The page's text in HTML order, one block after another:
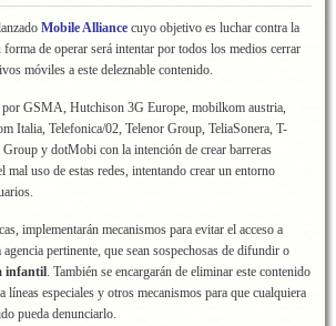
Mobile Alliance cuyo objetivo es luchar contra la
forma de operar será intentar por todos los medios cerrar
móviles a este deleznable contenido.
GSMA, Hutchison 3G Europe, mobilkom austria,
Italia, Telefonica/02, Telenor Group, TeliaSonera, T-
y dotMobi con la intención de crear barreras
mal uso de estas redes, intentando crear un entorno
implementarán mecanismos para evitar el acceso a
pertinente, que sean sospechosas de difundir o
infantil. También se encargarán de eliminar este contenido
líneas especiales y otros mecanismos para que cualquiera
pueda denunciarlo.